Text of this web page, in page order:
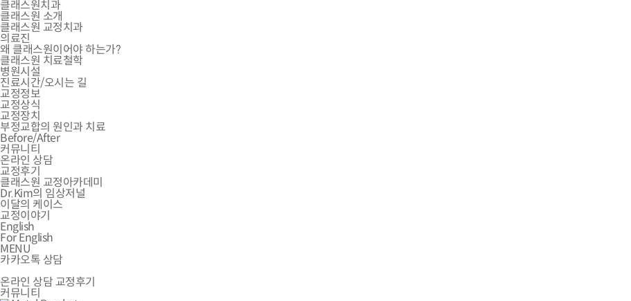
클래스원치과
클래스원 소개
클래스원 교정치과
의료진
왜 클래스원이어야 하는가?
클래스원 치료철학
병원시설
진료시간/오시는 길
교정정보
교정상식
교정장치
부정교합의 원인과 치료
Before/After
커뮤니티
온라인 상담
교정후기
클래스원 교정아카데미
Dr.Kim의 임상저널
이달의 케이스
교정이야기
English
For English
MENU
카카오톡 상담
온라인 상담 교정후기
커뮤니티